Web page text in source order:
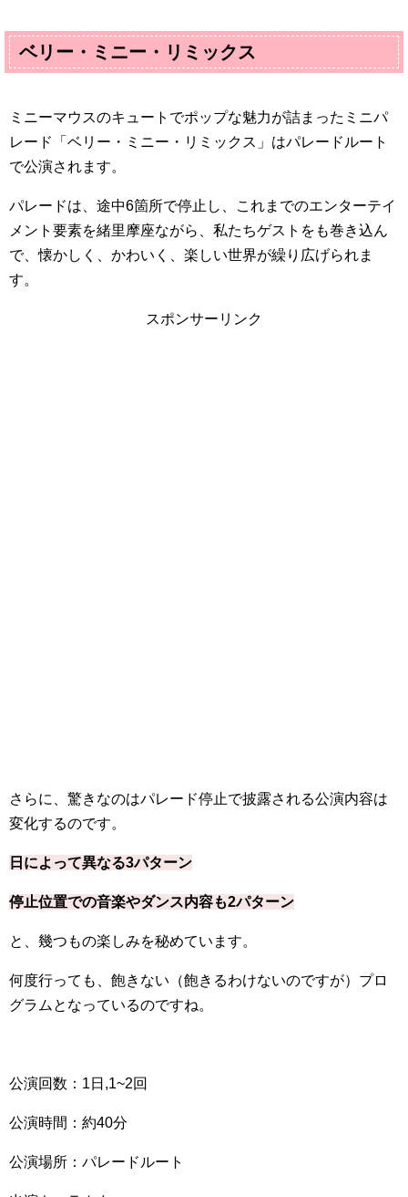
ベリー・ミニー・リミックス
ミニーマウスのキュートでポップな魅力が詰まったミニパ
レード「ベリー・ミニー・リミックス」はパレードルート
で公演されます。
パレードは、途中6箇所で停止し、これまでのエンターテイ
メント要素を緒里摩座ながら、私たちゲストをも巻き込ん
で、懐かしく、かわいく、楽しい世界が繰り広げられま
す。
スポンサーリンク
さらに、驚きなのはパレード停止で披露される公演内容は
変化するのです。
日によって異なる3パターン
停止位置での音楽やダンス内容も2パターン
と、幾つもの楽しみを秘めています。
何度行っても、飽きない（飽きるわけないのですが）プロ
グラムとなっているのですね。
公演回数： 1 日,1~2回
公演時間：約40分
公演場所：パレードルート